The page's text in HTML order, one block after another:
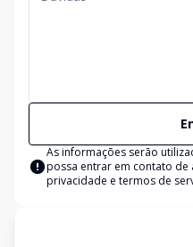
As informações serão
possa entrar em contato de
privacidade e termos de